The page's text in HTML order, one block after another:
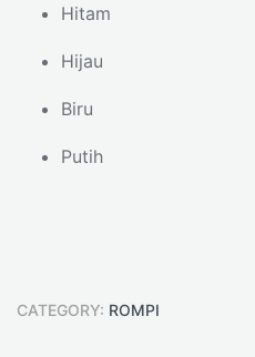
Hitam
Hijau
Biru
Putih
CATEGORY: ROMPI